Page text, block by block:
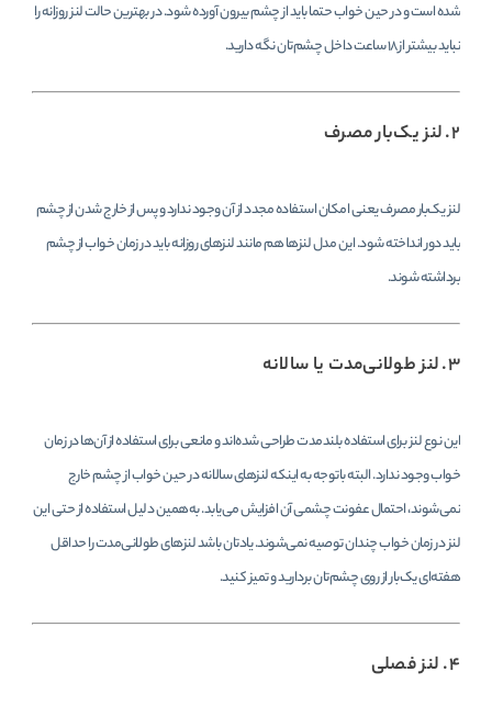
شده است و در حین خواب حتما باید از چشم بیرون آورده شود. در بهترین حالت لنز روزانه را
نباید بیشتر از ۱۸ ساعت داخل چشم‌تان نگه دارید.
۲. لنز یک‌بار مصرف
لنز یک‌بار مصرف یعنی امکان استفاده مجدد از آن وجود ندارد و پس از خارج شدن از چشم
باید دور انداخته شود. این مدل لنزها هم مانند لنزهای روزانه باید در زمان خواب از چشم
برداشته شوند.
۳. لنز طولانی‌مدت یا سالانه
این نوع لنز برای استفاده بلندمدت طراحی شده‌اند و مانعی برای استفاده از آن‌ها در زمان
خواب وجود ندارد. البته باتوجه به اینکه لنزهای سالانه در حین خواب از چشم خارج
نمی‌شوند، احتمال عفونت چشمی آن افزایش می‌یابد. به‌همین دلیل استفاده از حتی این
لنز در زمان خواب چندان توصیه نمی‌شوند. یادتان باشد لنزهای طولانی‌مدت را حداقل
هفته‌ای یک‌بار از روی چشم‌تان بردارید و تمیز کنید.
۴. لنز فصلی